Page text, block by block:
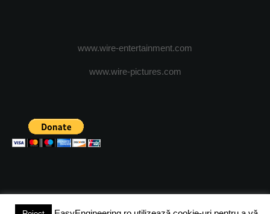
www.wire-entertainment.com
www.wire-pictures.com